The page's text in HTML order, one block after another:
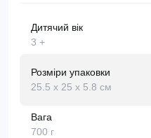
Дитячий вік
3 +
Розміри упаковки
25.5 х 25 х 5.8 см
Вага
700 г